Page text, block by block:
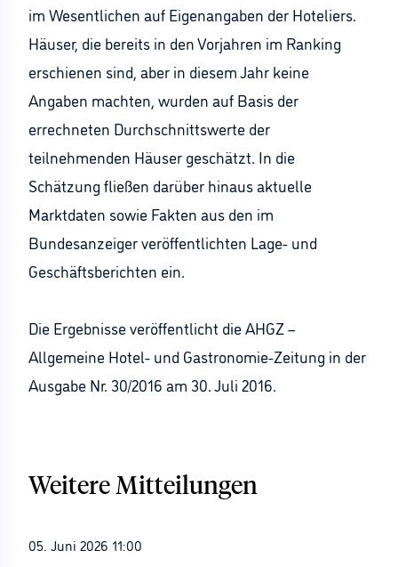
im Wesentlichen auf Eigenangaben der Hoteliers.
Häuser, die bereits in den Vorjahren im Ranking
erschienen sind, aber in diesem Jahr keine
Angaben machten, wurden auf Basis der
errechneten Durchschnittswerte der
teilnehmenden Häuser geschätzt. In die
Schätzung fließen darüber hinaus aktuelle
Marktdaten sowie Fakten aus den im
Bundesanzeiger veröffentlichten Lage- und
Geschäftsberichten ein.
Die Ergebnisse veröffentlicht die AHGZ –
Allgemeine Hotel- und Gastronomie-Zeitung in der
Ausgabe Nr. 30/2016 am 30. Juli 2016.
Weitere Mitteilungen
05. Juni 2026 11:00